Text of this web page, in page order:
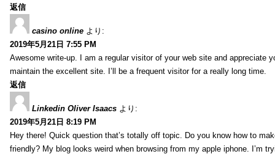
返信
casino online より:
2019年5月21日 7:55 PM
Awesome write-up. I am a regular visitor of your web site and appreciate
maintain the excellent site. I’ll be a frequent visitor for a really long time.
返信
Linkedin Oliver Isaacs より:
2019年5月21日 8:19 PM
Hey there! Quick question that’s totally off topic. Do you know how to
friendly? My blog looks weird when browsing from my apple iphone. I’m